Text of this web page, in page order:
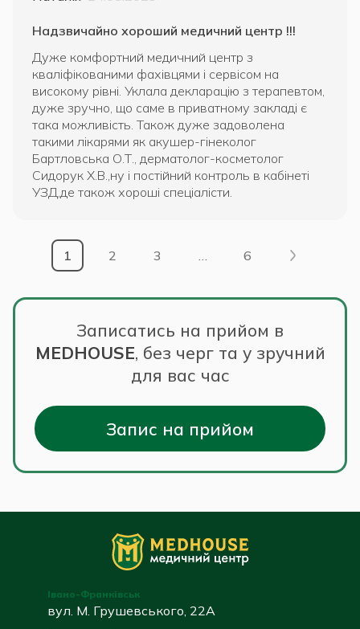
Надзвичайно хороший медичний центр !!!
Дуже комфортний медичний центр з
кваліфікованими фахівцями і сервісом на
високому рівні. Уклала декларацію з терапевтом,
дуже зручно, що саме в приватному закладі є
така можливість. Також дуже задоволена
такими лікарями як акушер-гінеколог
Бартловська О.Т., дерматолог-косметолог
Сидорук Х.В.,ну і постійний контроль в кабінеті
УЗД,де також хороші спеціалісти.
1 2 3 6
Записатись на прийом в
MEDHOUSE, без черг та у зручний
для вас час
Запис на прийом
Івано-Франківськ
вул. М. Грушевського, 22А